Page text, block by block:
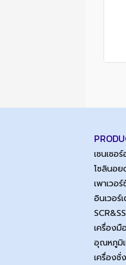
เซนเซอ
โซลินอย
เพาเวอ
อินเวอร์
เครื่องมื
อุณหภูมิ
เครื่องชั่